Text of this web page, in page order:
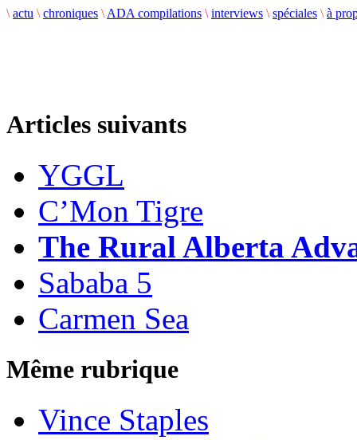
\ actu \ chroniques \ ADA compilations \ interviews \ spéciales \ à
Articles suivants
YGGL
C’Mon Tigre
The Rural Alberta
Sababa 5
Carmen Sea
Même rubrique
Vince Staples